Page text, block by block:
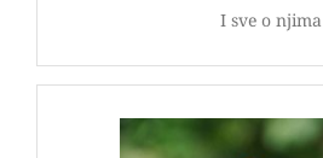
I sve o njima